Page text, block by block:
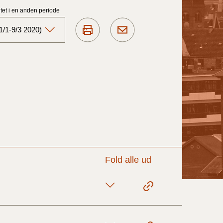
i en anden periode
1-9/3 2020)
Fold alle ud